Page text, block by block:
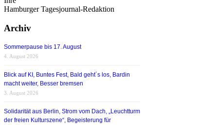
Hamburger Tagesjournal-Redaktion
Archiv
Sommerpause bis 17. August
4. August 2026
Blick auf KI, Buntes Fest, Bald geht´s los, Bardin
macht weiter, Besser bremsen
3. August 2026
Solidarität aus Berlin, Strom vom Dach, „Leuchtturm
der freien Kulturszene“, Begeisterung für